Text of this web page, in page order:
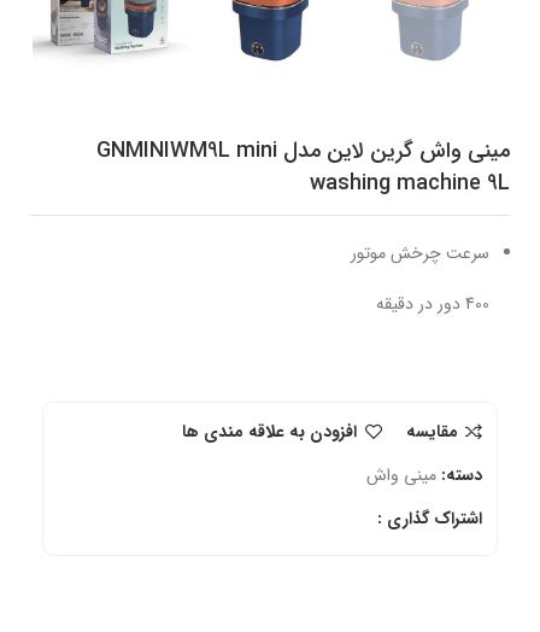
مینی واش گرین لاین مدل GNMINIWM9L mini
washing machine 9L
سرعت چرخش موتور
400 دور در دقیقه
مقایسه
افزودن به علاقه مندی ها
دسته: مینی واش
اشتراک گذاری :